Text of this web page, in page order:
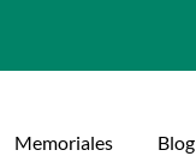
Memoriales Blog